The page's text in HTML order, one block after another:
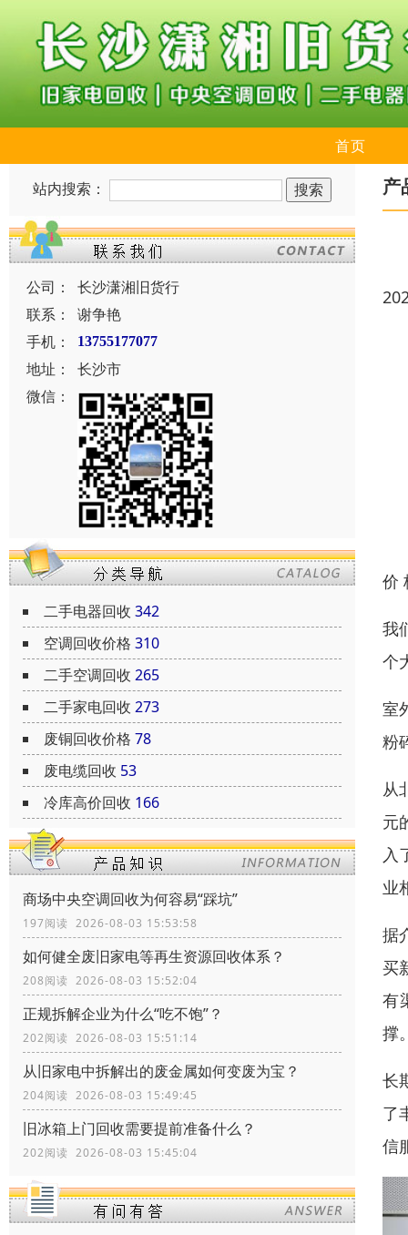
首页
站内搜索：
公司：
长沙潇湘旧货行
联系：
谢争艳
手机：
13755177077
地址：
长沙市
微信：
二手电器回收 342
空调回收价格 310
二手空调回收 265
二手家电回收 273
废铜回收价格 78
废电缆回收 53
冷库高价回收 166
商场中央空调回收为何容易“踩坑”
197阅读 2026-08-03 15:53:58
如何健全废旧家电等再生资源回收体系？
208阅读 2026-08-03 15:52:04
正规拆解企业为什么“吃不饱”？
202阅读 2026-08-03 15:51:14
从旧家电中拆解出的废金属如何变废为宝？
204阅读 2026-08-03 15:49:45
旧冰箱上门回收需要提前准备什么？
202阅读 2026-08-03 15:45:04
产
价
我
个
室
粉
从
元
入
业
据
买
有
撑
长
了
信